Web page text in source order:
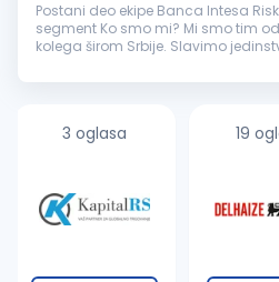
Postani deo ekipe Banca Intesa
segment Ko smo mi? Mi smo tim od gotovo 3000 koleginica i
kolega širom Srbije. Slavimo
se zajed...
3 oglasa 19